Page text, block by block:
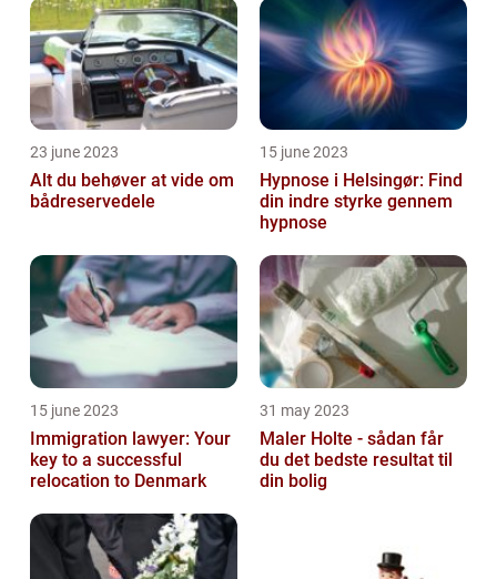
23 june 2023
Alt du behøver at vide om
bådreservedele
15 june 2023
Hypnose i Helsingør: Find
din indre styrke gennem
hypnose
15 june 2023
Immigration lawyer: Your
key to a successful
relocation to Denmark
31 may 2023
Maler Holte - sådan får
du det bedste resultat til
din bolig